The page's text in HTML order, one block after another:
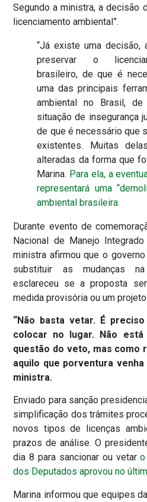
Segundo a ministra, a decisão
licenciamento ambiental”.
“Já existe uma
preservar o
brasileiro, de que é
uma das principais
ambiental no Brasil,
situação de insegurança
de que é necessário que
existentes. Muitas
alteradas da forma que
Marina. Para ela, a
representará uma
ambiental brasileira.
Durante evento de
Nacional de Manejo
ministra afirmou que o
substituir as mudanças
esclareceu se a proposta
medida provisória ou um
“Não basta vetar. É
colocar no lugar. Não
questão do veto, mas como
aquilo que porventura
ministra.
Enviado para sanção
simplificação dos trâmites
novos tipos de licenças
prazos de análise. O
dia 8 para sancionar ou vetar
dos Deputados aprovou no
Marina informou que equipes